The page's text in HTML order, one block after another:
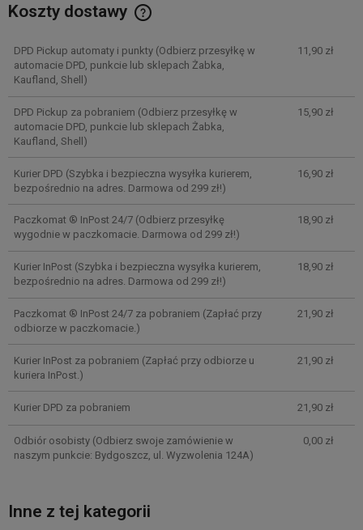
Koszty dostawy
DPD Pickup automaty i punkty(Odbierz przesyłkę w
automacie DPD, punkcie lub sklepach Żabka,
Kaufland, Shell)
11,90 zł
DPD Pickup za pobraniem (Odbierz przesyłkę w
automacie DPD, punkcie lub sklepach Żabka,
Kaufland, Shell)
15,90 zł
Kurier DPD (Szybka i bezpieczna wysyłka kurierem,
bezpośrednio na adres. Darmowa od 299 zł!)
16,90 zł
Paczkomat ® InPost 24/7(Odbierz przesyłkę
wygodnie w paczkomacie. Darmowa od 299 zł!)
18,90 zł
Kurier InPost (Szybka i bezpieczna wysyłka kurierem,
bezpośrednio na adres. Darmowa od 299 zł!)
18,90 zł
Paczkomat ® InPost 24/7 za pobraniem (Zapłać przy
odbiorze w paczkomacie.)
21,90 zł
Kurier InPost za pobraniem (Zapłać przy odbiorze u
kuriera InPost.)
21,90 zł
Kurier DPD za pobraniem 21,90 zł
Odbiór osobisty(Odbierz swoje zamówienie w
naszym punkcie: Bydgoszcz, ul. Wyzwolenia 124A)
0,00 zł
Inne z tej kategorii